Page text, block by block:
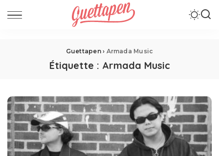
Guettapen› Armada Music
Étiquette : Armada Music